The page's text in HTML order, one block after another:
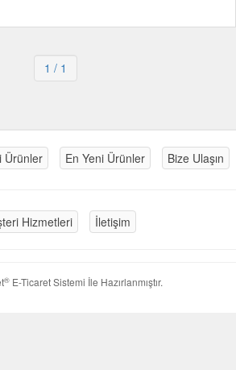
1 / 1
Ürünler En Yeni Ürünler Bize Ulaşın
Hizmetleri İletişim
®E-Ticaret Sistemi İle Hazırlanmıştır.